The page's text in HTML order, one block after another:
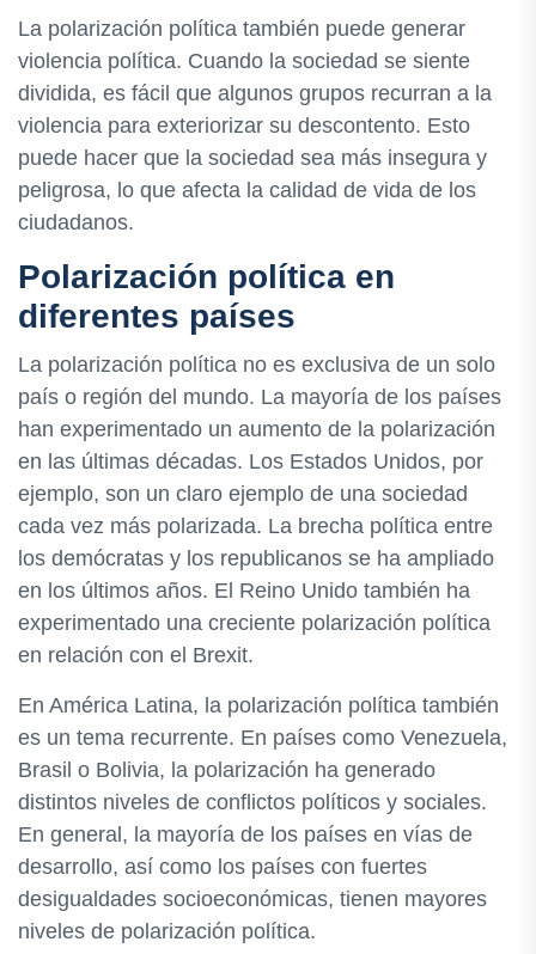
La polarización política también puede generar
violencia política. Cuando la sociedad se siente
dividida, es fácil que algunos grupos recurran a la
violencia para exteriorizar su descontento. Esto
puede hacer que la sociedad sea más insegura y
peligrosa, lo que afecta la calidad de vida de los
ciudadanos.
Polarización política en
diferentes países
La polarización política no es exclusiva de un solo
país o región del mundo. La mayoría de los países
han experimentado un aumento de la polarización
en las últimas décadas. Los Estados Unidos, por
ejemplo, son un claro ejemplo de una sociedad
cada vez más polarizada. La brecha política entre
los demócratas y los republicanos se ha ampliado
en los últimos años. El Reino Unido también ha
experimentado una creciente polarización política
en relación con el Brexit.
En América Latina, la polarización política también
es un tema recurrente. En países como Venezuela,
Brasil o Bolivia, la polarización ha generado
distintos niveles de conflictos políticos y sociales.
En general, la mayoría de los países en vías de
desarrollo, así como los países con fuertes
desigualdades socioeconómicas, tienen mayores
niveles de polarización política.